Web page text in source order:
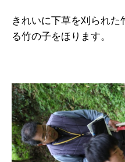
きれいに下草を刈られ
る竹の子をほります。